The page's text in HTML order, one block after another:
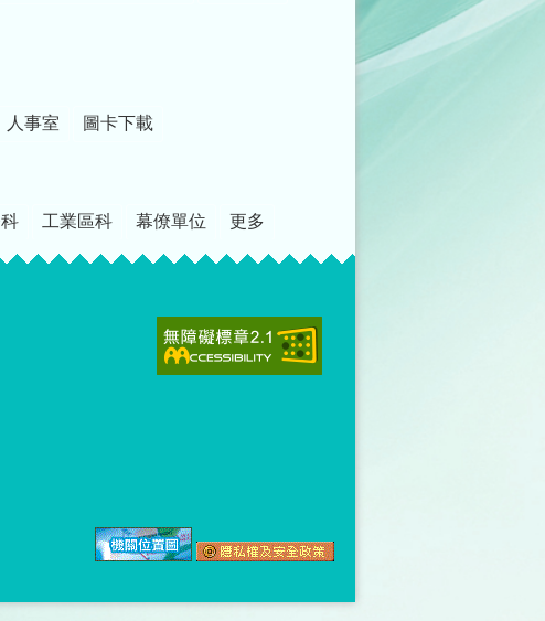
人事室 圖卡下載
工業區科 幕僚單位 更多